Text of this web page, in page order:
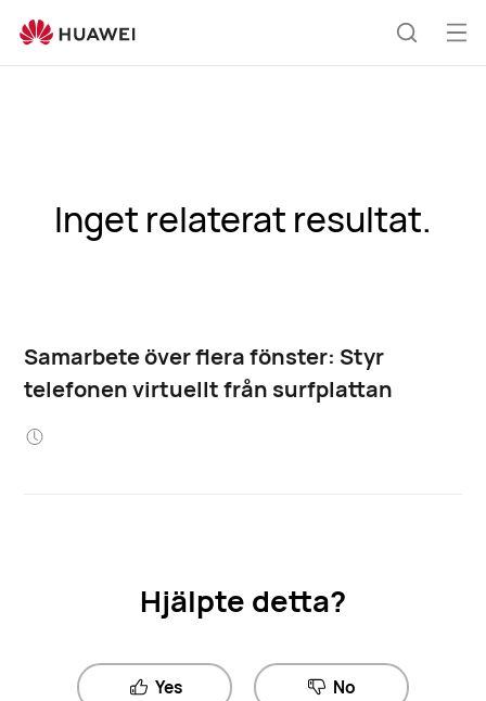
Inget relaterat resultat.
Samarbete över flera fönster: Styr
telefonen virtuellt från surfplattan
Hjälpte detta?
Yes No